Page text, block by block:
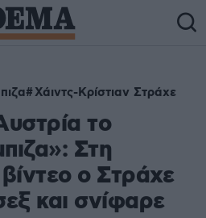
Χάιντς-Κρίστιαν Στράχε
το
Στη
ο Στράχε
και σνίφαρε